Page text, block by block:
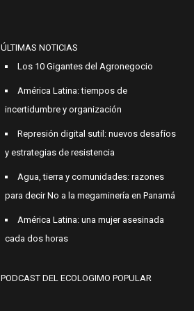
ÚLTIMAS NOTICIAS
Los 10 Gigantes del Agronegocio
América Latina: tiempos de
incertidumbre y organización
Represión digital sutil: nuevos desafíos
y estrategias de resistencia
Agua, tierra y comunidades: razones
para decir No a la megaminería en Panamá
América Latina: una mujer asesinada
cada dos horas
PODCAST DEL ECOLOGIMO POPULAR